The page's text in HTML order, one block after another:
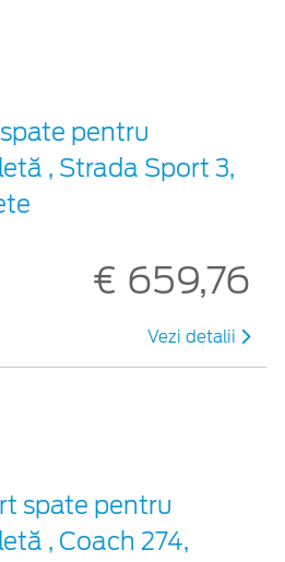
pentru
, Strada Sport 3,
€ 659,76
Vezi detalii
spate pentru
, Coach 274,